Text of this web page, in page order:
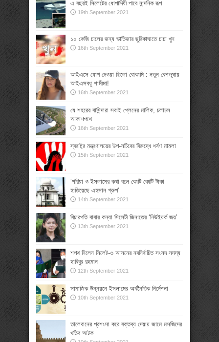
এ বছরই সিলেটের ধোপাদিঘী পাবে নান্দনিক রূপ
19th September 2021
১০ কেজি চালের জন্য ভাতিজার ছুরিকাঘাতে চাচা খুন
16th September 2021
আইএসে যোগ দেওয়া ছিলো বোকামি : নতুন বেশভূষায়
আইএসবধূ শামীমা!
16th September 2021
যে শহরের বাসিন্দারা সবাই প্লেনের মালিক, চলাচল
আকাশপথে
16th September 2021
স্বরাষ্ট্র মন্ত্রণালয়ের উপ-সচিবের বিরুদ্ধে ধর্ষণ মামলা
15th September 2021
‘শরিয়া ও ইসলামের কথা বলে কোটি কোটি টাকা
হাতিয়েছে এহসান গ্রুপ’
14th September 2021
বিচারপতি বাবার কন্যা সিলেটী জিনাতের ‘নিউইয়র্ক জয়’
13th September 2021
শপথ নিলেন সিলেট-৩ আসনের নবনির্বাচিত সংসদ সদস্য
হাবিবুর রহমান
12th September 2021
সামাজিক উন্নয়নে ইসলামের অর্থনৈতিক নির্দেশনা
10th September 2021
তালেবানের প্রশংসা করে বক্তব্য দেয়ায় জামে মসজিদের
খতিব আটক